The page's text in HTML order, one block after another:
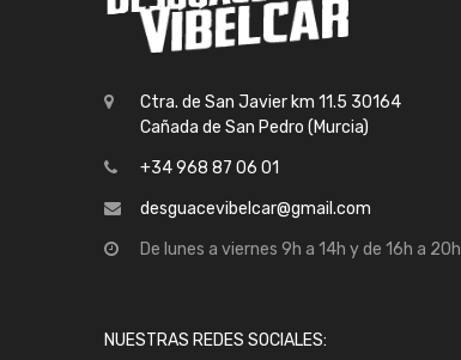
Ctra. de San Javier km 11.5 30164
Cañada de San Pedro (Murcia)
+34 968 87 06 01
desguacevibelcar@gmail.com
De lunes a viernes 9h a 14h y de 16h a 20h
NUESTRAS REDES SOCIALES: